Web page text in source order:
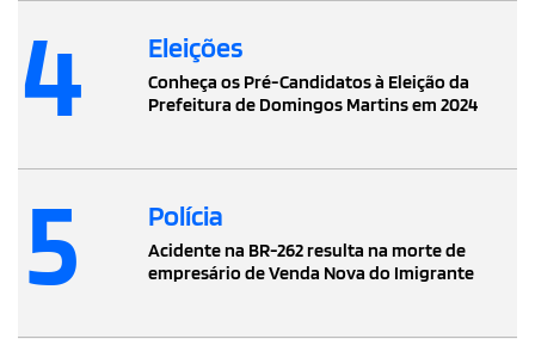
4 Eleições
Conheça os Pré-Candidatos à Eleição da
Prefeitura de Domingos Martins em 2024
5 Polícia
Acidente na BR-262 resulta na morte de
empresário de Venda Nova do Imigrante